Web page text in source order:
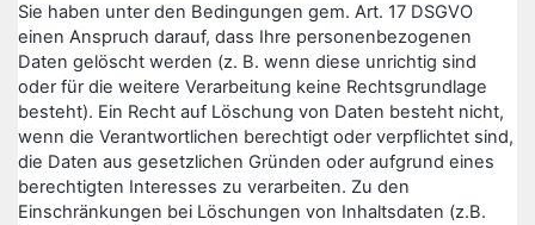
Sie haben unter den Bedingungen gem. Art. 17 DSGVO
einen Anspruch darauf, dass Ihre personenbezogenen
Daten gelöscht werden (z. B. wenn diese unrichtig sind
oder für die weitere Verarbeitung keine Rechtsgrundlage
besteht). Ein Recht auf Löschung von Daten besteht nicht,
wenn die Verantwortlichen berechtigt oder verpflichtet sind,
die Daten aus gesetzlichen Gründen oder aufgrund eines
berechtigten Interesses zu verarbeiten. Zu den
Einschränkungen bei Löschungen von Inhaltsdaten (z.B.